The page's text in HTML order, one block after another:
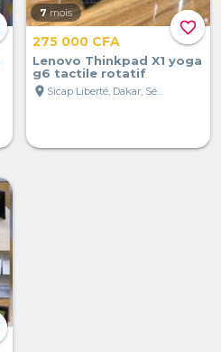
favorite_border
7 mois
275 000 CFA
Lenovo Thinkpad X1 yoga
g6 tactile rotatif
location_on
Sicap Liberté, Dakar, Sénégal